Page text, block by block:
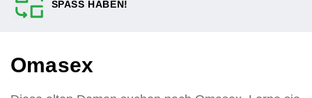
SPASS HABEN!
Omasex